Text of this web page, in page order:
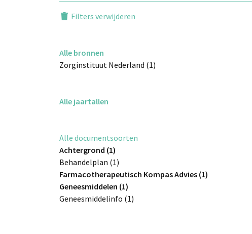
Filters verwijderen
Alle bronnen
Zorginstituut Nederland (1)
Alle jaartallen
Alle documentsoorten
Achtergrond (1)
Behandelplan (1)
Farmacotherapeutisch Kompas Advies (1)
Geneesmiddelen (1)
Geneesmiddelinfo (1)